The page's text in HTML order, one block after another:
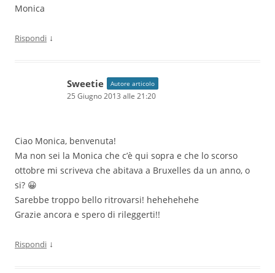
Monica
Rispondi ↓
Sweetie Autore articolo
25 Giugno 2013 alle 21:20
Ciao Monica, benvenuta!
Ma non sei la Monica che c’è qui sopra e che lo scorso
ottobre mi scriveva che abitava a Bruxelles da un anno, o
si? 😀
Sarebbe troppo bello ritrovarsi! hehehehehe
Grazie ancora e spero di rileggerti!!
Rispondi ↓